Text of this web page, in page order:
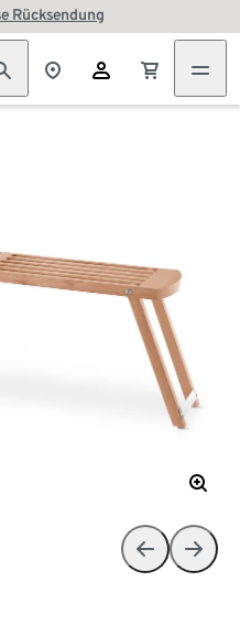
Rücksendung